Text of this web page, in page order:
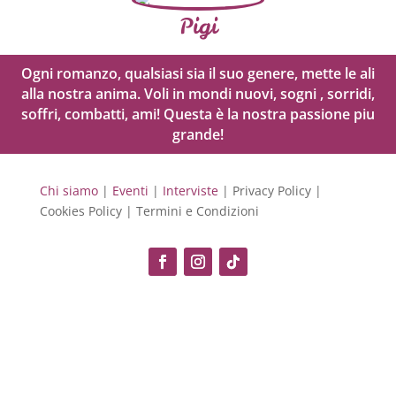
Pigi
Ogni romanzo, qualsiasi sia il suo genere, mette le ali
alla nostra anima. Voli in mondi nuovi, sogni , sorridi,
soffri, combatti, ami! Questa è la nostra passione piu
grande!
Chi siamo| Eventi | Interviste| Privacy Policy |
Cookies Policy | Termini e Condizioni